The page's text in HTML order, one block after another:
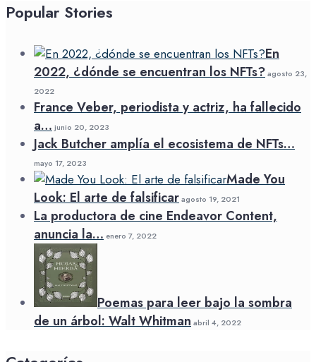
Popular Stories
En
2022, ¿dónde se encuentran los NFTs?agosto 23,
2022
France Veber, periodista y actriz, ha fallecido
a… junio 20, 2023
Jack Butcher amplía el ecosistema de NFTs…
mayo 17, 2023
Made You
Look: El arte de falsificaragosto 19, 2021
La productora de cine Endeavor Content,
anuncia la… enero 7, 2022
Poemas para leer bajo la sombra
de un árbol: Walt Whitman abril 4, 2022